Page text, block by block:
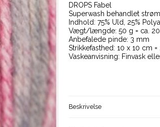
DROPS Fabel
Superwash behandlet
Indhold: 75% Uld, 25%
Vægt/længde: 50 g = ca.
Anbefalede pinde: 3 mm
Strikkefasthed: 10 x 10 cm
Vaskeanvisning: Finvask
Beskrivelse